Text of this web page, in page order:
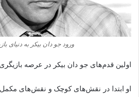
ورود جو دان بیکر به دنیای
اولین قدم‌های جو دان بیکر در عرصه بازیگری
او ابتدا در نقش‌هایکوچک و نقش‌های مکمل